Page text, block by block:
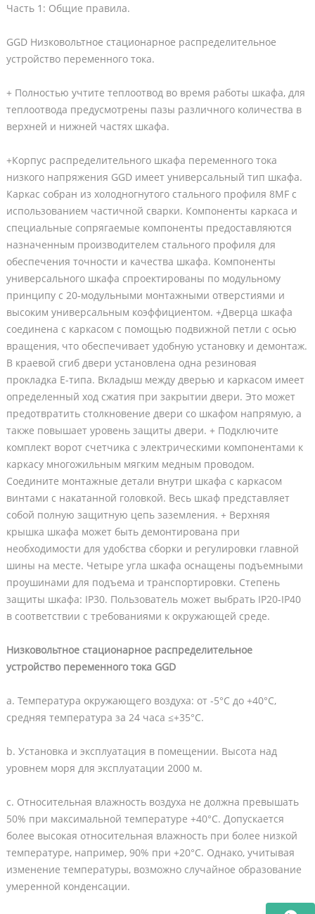
Часть 1: Общие правила.
GGD Низковольтное стационарное распределительное
устройство переменного тока.
+ Полностью учтите теплоотвод во время работы шкафа, для
теплоотвода предусмотрены пазы различного количества в
верхней и нижней частях шкафа.
+Корпус распределительного шкафа переменного тока
низкого напряжения GGD имеет универсальный тип шкафа.
Каркас собран из холодногнутого стального профиля 8MF с
использованием частичной сварки. Компоненты каркаса и
специальные сопрягаемые компоненты предоставляются
назначенным производителем стального профиля для
обеспечения точности и качества шкафа. Компоненты
универсального шкафа спроектированы по модульному
принципу с 20-модульными монтажными отверстиями и
высоким универсальным коэффициентом. +Дверца шкафа
соединена с каркасом с помощью подвижной петли с осью
вращения, что обеспечивает удобную установку и демонтаж.
В краевой сгиб двери установлена ​​одна резиновая
прокладка E-типа. Вкладыш между дверью и каркасом имеет
определенный ход сжатия при закрытии двери. Это может
предотвратить столкновение двери со шкафом напрямую, а
также повышает уровень защиты двери. + Подключите
комплект ворот счетчика с электрическими компонентами к
каркасу многожильным мягким медным проводом.
Соедините монтажные детали внутри шкафа с каркасом
винтами с накатанной головкой. Весь шкаф представляет
собой полную защитную цепь заземления. + Верхняя
крышка шкафа может быть демонтирована при
необходимости для удобства сборки и регулировки главной
шины на месте. Четыре угла шкафа оснащены подъемными
проушинами для подъема и транспортировки. Степень
защиты шкафа: IP30. Пользователь может выбрать IP20-IP40
в соответствии с требованиями к окружающей среде.
Низковольтное стационарное распределительное
устройство переменного тока GGD
a. Температура окружающего воздуха: от -5°C до +40°C,
средняя температура за 24 часа ≤+35°C.
b. Установка и эксплуатация в помещении. Высота над
уровнем моря для эксплуатации 2000 м.
c. Относительная влажность воздуха не должна превышать
50% при максимальной температуре +40°C. Допускается
более высокая относительная влажность при более низкой
температуре, например, 90% при +20°C. Однако, учитывая
изменение температуры, возможно случайное образование
умеренной конденсации.